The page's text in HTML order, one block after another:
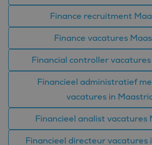
Finance recruitment
Finance vacatures
Financial controller
Financieel administratief
vacatures in
Financieel analist vacatures
Financieel directeur vacatures